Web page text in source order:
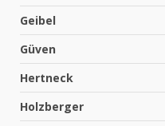
Geibel
Güven
Hertneck
Holzberger